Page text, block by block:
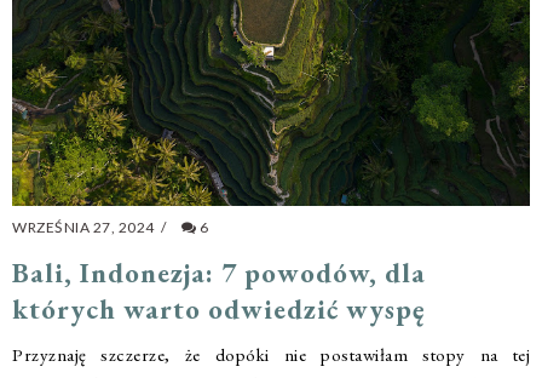
WRZEŚNIA 27, 2024 / 6
Bali, Indonezja: 7 powodów, dla
których warto odwiedzić wyspę
Przyznaję szczerze, że dopóki nie postawiłam stopy na tej